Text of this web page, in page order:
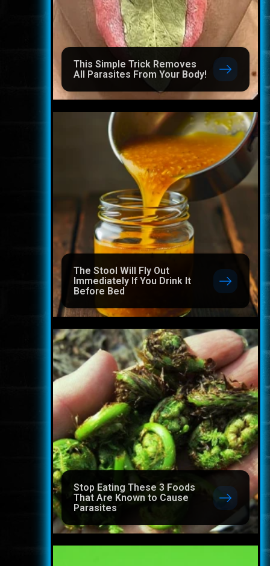
This Simple Trick Removes
All Parasites From Your Body!
The Stool Will Fly Out
Immediately If You Drink It
Before Bed
Stop Eating These 3 Foods
That Are Known to Cause
Parasites